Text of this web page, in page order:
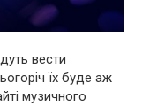
вести
їх буде аж
музичного